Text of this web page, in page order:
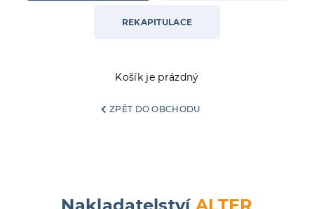
REKAPITULACE
Košík je prázdný
ZPĚT DO OBCHODU